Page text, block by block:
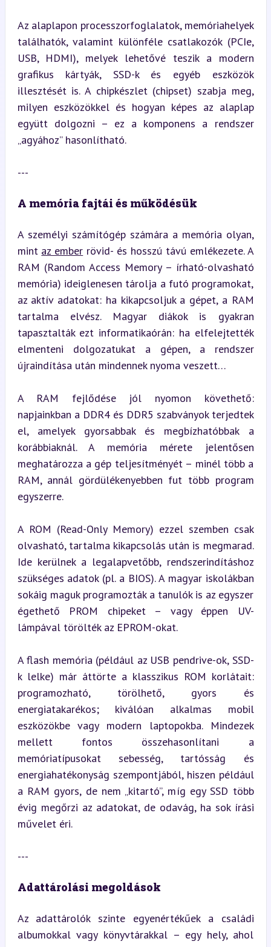
Az alaplapon processzorfoglalatok, memóriahelyek
találhatók, valamint különféle csatlakozók (PCIe,
USB, HDMI), melyek lehetővé teszik a modern
grafikus kártyák, SSD-k és egyéb eszközök
illesztését is. A chipkészlet (chipset) szabja meg,
milyen eszközökkel és hogyan képes az alaplap
együtt dolgozni – ez a komponens a rendszer
„agyához” hasonlítható.
---
A memória fajtái és működésük
A személyi számítógép számára a memória olyan,
mint az ember rövid- és hosszú távú emlékezete. A
RAM (Random Access Memory – írható-olvasható
memória) ideiglenesen tárolja a futó programokat,
az aktív adatokat: ha kikapcsoljuk a gépet, a RAM
tartalma elvész. Magyar diákok is gyakran
tapasztalták ezt informatikaórán: ha elfelejtették
elmenteni dolgozatukat a gépen, a rendszer
újraindítása után mindennek nyoma veszett…
A RAM fejlődése jól nyomon követhető:
napjainkban a DDR4 és DDR5 szabványok terjedtek
el, amelyek gyorsabbak és megbízhatóbbak a
korábbiaknál. A memória mérete jelentősen
meghatározza a gép teljesítményét – minél több a
RAM, annál gördülékenyebben fut több program
egyszerre.
A ROM (Read-Only Memory) ezzel szemben csak
olvasható, tartalma kikapcsolás után is megmarad.
Ide kerülnek a legalapvetőbb, rendszerindításhoz
szükséges adatok (pl. a BIOS). A magyar iskolákban
sokáig maguk programozták a tanulók is az egyszer
égethető PROM chipeket – vagy éppen UV-
lámpával törölték az EPROM-okat.
A flash memória (például az USB pendrive-ok, SSD-
k lelke) már áttörte a klasszikus ROM korlátait:
programozható, törölhető, gyors és
energiatakarékos; kiválóan alkalmas mobil
eszközökbe vagy modern laptopokba. Mindezek
mellett fontos összehasonlítani a
memóriatípusokat sebesség, tartósság és
energiahatékonyság szempontjából, hiszen például
a RAM gyors, de nem „kitartó”, míg egy SSD több
évig megőrzi az adatokat, de odavág, ha sok írási
művelet éri.
---
Adattárolási megoldások
Az adattárolók szinte egyenértékűek a családi
albumokkal vagy könyvtárakkal – egy hely, ahol